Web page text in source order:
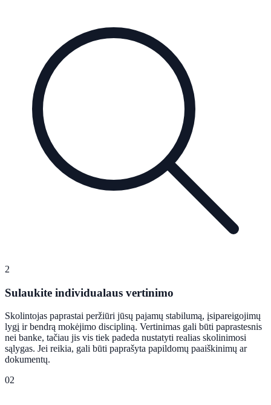
2
Sulaukite individualaus vertinimo
Skolintojas paprastai peržiūri jūsų pajamų stabilumą, įsipareigojimų
lygį ir bendrą mokėjimo discipliną. Vertinimas gali būti paprastesnis
nei banke, tačiau jis vis tiek padeda nustatyti realias skolinimosi
sąlygas. Jei reikia, gali būti paprašyta papildomų paaiškinimų ar
dokumentų.
02